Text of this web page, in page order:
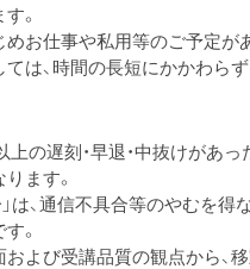
。
めお仕事や私用等のご予定が
は、時間の長短にかかわら
の遅刻・早退・中抜けがあ
ます。
は、通信不具合等のやむを得
。
よび受講品質の観点から、